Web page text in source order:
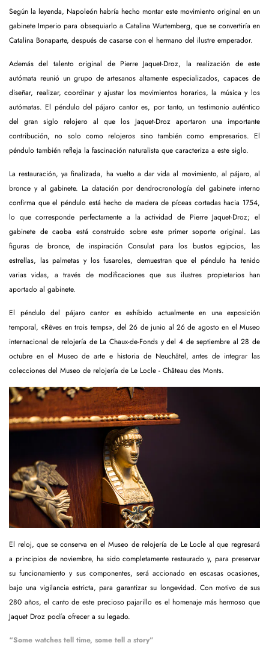
Según la leyenda, Napoleón habría hecho montar este movimiento original en un
gabinete Imperio para obsequiarlo a Catalina Wurtemberg, que se convertiría en
Catalina Bonaparte, después de casarse con el hermano del ilustre emperador.
Además del talento original de Pierre Jaquet-Droz, la realización de este
autómata reunió un grupo de artesanos altamente especializados, capaces de
diseñar, realizar, coordinar y ajustar los movimientos horarios, la música y los
autómatas. El péndulo del pájaro cantor es, por tanto, un testimonio auténtico
del gran siglo relojero al que los Jaquet-Droz aportaron una importante
contribución, no solo como relojeros sino también como empresarios. El
péndulo también refleja la fascinación naturalista que caracteriza a este siglo.
La restauración, ya finalizada, ha vuelto a dar vida al movimiento, al pájaro, al
bronce y al gabinete. La datación por dendrocronología del gabinete interno
confirma que el péndulo está hecho de madera de píceas cortadas hacia 1754,
lo que corresponde perfectamente a la actividad de Pierre Jaquet-Droz; el
gabinete de caoba está construido sobre este primer soporte original. Las
figuras de bronce, de inspiración Consulat para los bustos egipcios, las
estrellas, las palmetas y los fusaroles, demuestran que el péndulo ha tenido
varias vidas, a través de modificaciones que sus ilustres propietarios han
aportado al gabinete.
El péndulo del pájaro cantor es exhibido actualmente en una exposición
temporal, «Rêves en trois temps», del 26 de junio al 26 de agosto en el Museo
internacional de relojería de La Chaux-de-Fonds y del 4 de septiembre al 28 de
octubre en el Museo de arte e historia de Neuchâtel, antes de integrar las
colecciones del Museo de relojería de Le Locle - Château des Monts.
El reloj, que se conserva en el Museo de relojería de Le Locle al que regresará
a principios de noviembre, ha sido completamente restaurado y, para preservar
su funcionamiento y sus componentes, será accionado en escasas ocasiones,
bajo una vigilancia estricta, para garantizar su longevidad. Con motivo de sus
280 años, el canto de este precioso pajarillo es el homenaje más hermoso que
Jaquet Droz podía ofrecer a su legado.
“Some watches tell time, some tell a story”